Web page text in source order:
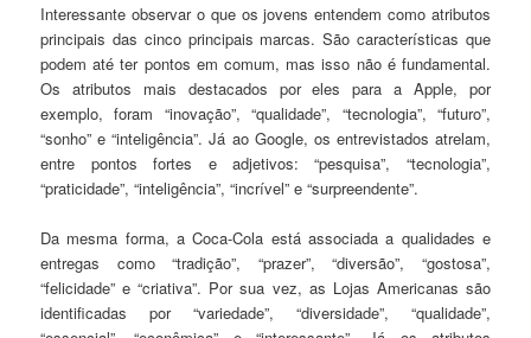
Interessante observar o que os jovens entendem como atributos
principais das cinco principais marcas. São características que
podem até ter pontos em comum, mas isso não é fundamental.
Os atributos mais destacados por eles para a Apple, por
exemplo, foram “inovação”, “qualidade”, “tecnologia”, “futuro”,
“sonho” e “inteligência”. Já ao Google, os entrevistados atrelam,
entre pontos fortes e adjetivos: “pesquisa”, “tecnologia”,
“praticidade”, “inteligência”, “incrível” e “surpreendente”.
Da mesma forma, a Coca-Cola está associada a qualidades e
entregas como “tradição”, “prazer”, “diversão”, “gostosa”,
“felicidade” e “criativa”. Por sua vez, as Lojas Americanas são
identificadas por “variedade”, “diversidade”, “qualidade”,